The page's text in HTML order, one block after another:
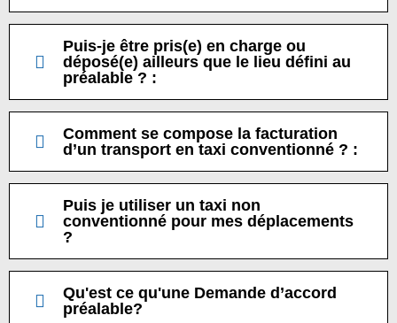
Puis-je être pris(e) en charge ou
déposé(e) ailleurs que le lieu défini au
préalable ? :
Comment se compose la facturation
d’un transport en taxi conventionné ? :
Puis je utiliser un taxi non
conventionné pour mes déplacements
?
Qu'est ce qu'une Demande d’accord
préalable?